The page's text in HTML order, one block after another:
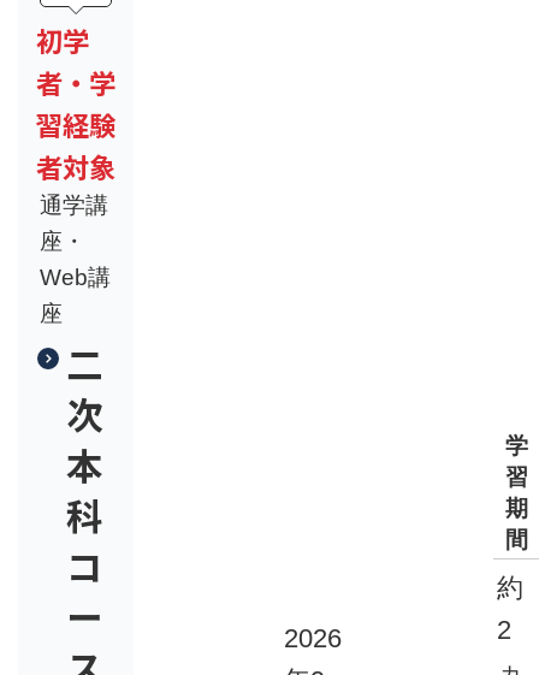
初学
者・学
習経験
者対象
通学講
座・
Web講
座
二
次
本
科
コ
ー
2026
学
習
期
間
約
2